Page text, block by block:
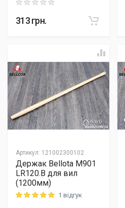
Rating: 0 out of 5
313грн.
Артикул: 121002300102
Держак Bellota M901
LR120.B для вил
(1200мм)
Rating: 5 out of 51 відгук